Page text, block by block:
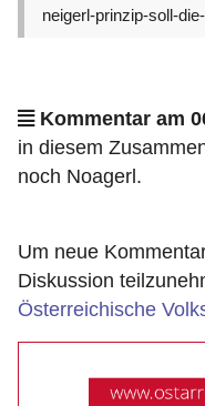
neigerl-prinzip-soll-
Kommentar am
in diesem
noch Noagerl.
Um neue
Diskussion
Österreichische